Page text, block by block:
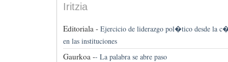
Iritzia
Editoriala - Ejercicio de liderazgo pol�tico desde la
en las instituciones
Gaurkoa -- La palabra se abre paso